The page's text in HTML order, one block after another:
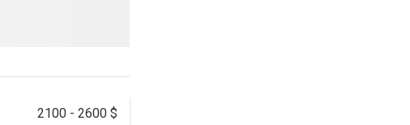
2100 - 2600 $